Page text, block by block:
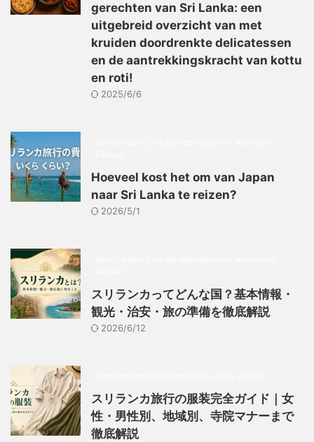
gerechten van Sri Lanka: een
uitgebreid overzicht van met
kruiden doordrenkte delicatessen
en de aantrekkingskracht van kottu
en roti!
2025/6/6
Hoeveel kost het om van Japan
naar Sri Lanka te reizen?
2026/5/1
スリランカってどんな国？基本情報・
観光・治安・旅の準備を徹底解説
2026/6/12
スリランカ旅行の服装完全ガイド｜女
性・男性別、地域別、寺院マナーまで
徹底解説